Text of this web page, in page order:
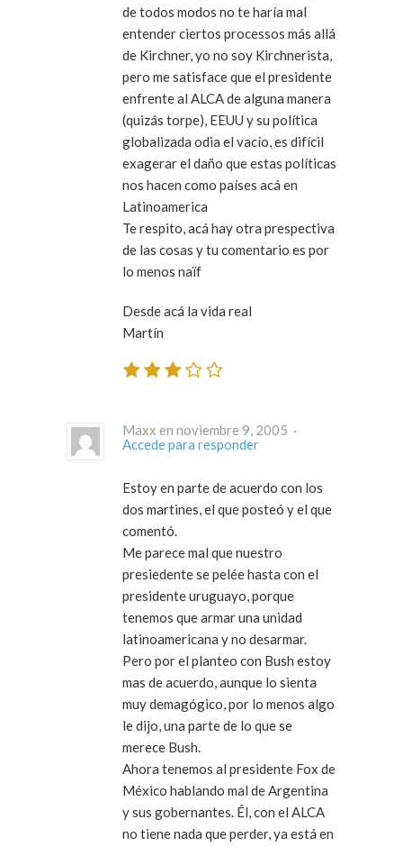
de todos modos no te haría mal
entender ciertos processos más allá
de Kirchner, yo no soy Kirchnerista,
pero me satisface que el presidente
enfrente al ALCA de alguna manera
(quizás torpe), EEUU y su política
globalizada odia el vacío, es difícil
exagerar el daño que estas políticas
nos hacen como países acá en
Latinoamerica
Te respito, acá hay otra prespectiva
de las cosas y tu comentario es por
lo menos naïf
Desde acá la vida real
Martín
Maxx en noviembre 9, 2005 ·
Accede para responder
Estoy en parte de acuerdo con los
dos martines, el que posteó y el que
comentó.
Me parece mal que nuestro
presiedente se pelée hasta con el
presidente uruguayo, porque
tenemos que armar una unidad
latinoamericana y no desarmar.
Pero por el planteo con Bush estoy
mas de acuerdo, aunque lo sienta
muy demagógico, por lo menos algo
le dijo, una parte de lo que se
merece Bush.
Ahora tenemos al presidente Fox de
México hablando mal de Argentina
y sus gobernantes. Él, con el ALCA
no tiene nada que perder, ya está en